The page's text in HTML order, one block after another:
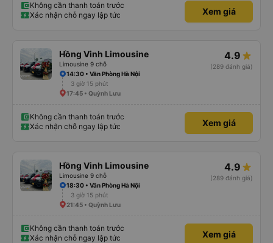
Không cần thanh toán trước
Xác nhận chỗ ngay lập tức
Xem giá
Hồng Vinh Limousine
Limousine 9 chỗ
4.9
(289 đánh giá)
14:30 • Văn Phòng Hà Nội
3 giờ 15 phút
17:45 • Quỳnh Lưu
Không cần thanh toán trước
Xác nhận chỗ ngay lập tức
Xem giá
Hồng Vinh Limousine
Limousine 9 chỗ
4.9
(289 đánh giá)
18:30 • Văn Phòng Hà Nội
3 giờ 15 phút
21:45 • Quỳnh Lưu
Không cần thanh toán trước
Xác nhận chỗ ngay lập tức
Xem giá